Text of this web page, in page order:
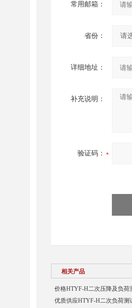
常用邮箱：
省份：
详细地址：
补充说明：
验证码：
相关产品
价格HTYF-H二次压降及负荷
优质供应HTYF-H二次负荷测